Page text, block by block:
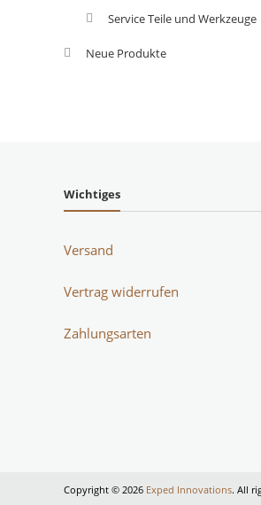
Service Teile und Werkzeuge
Neue Produkte
Wichtiges
Versand
Vertrag widerrufen
Zahlungsarten
Copyright © 2026 Exped Innovations. All